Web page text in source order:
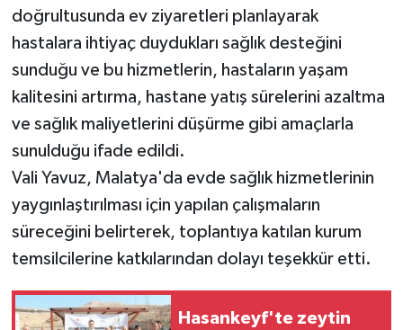
doğrultusunda ev ziyaretleri planlayarak
hastalara ihtiyaç duydukları sağlık desteğini
sunduğu ve bu hizmetlerin, hastaların yaşam
kalitesini artırma, hastane yatış sürelerini azaltma
ve sağlık maliyetlerini düşürme gibi amaçlarla
sunulduğu ifade edildi.
Vali Yavuz, Malatya'da evde sağlık hizmetlerinin
yaygınlaştırılması için yapılan çalışmaların
süreceğini belirterek, toplantıya katılan kurum
temsilcilerine katkılarından dolayı teşekkür etti.
Hasankeyf'te zeytin